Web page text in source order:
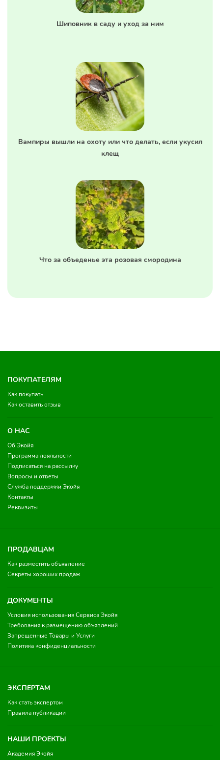
Шиповник в саду и уход за ним
Вампиры вышли на охоту или что делать, если укусил
клещ
Что за объеденье эта розовая смородина
ПОКУПАТЕЛЯМ
Как покупать
Как оставить отзыв
О НАС
Об Экойя
Программа лояльности
Подписаться на рассылку
Вопросы и ответы
Служба поддержки Экойя
Контакты
Реквизиты
ПРОДАВЦАМ
Как разместить объявление
Секреты хороших продаж
ДОКУМЕНТЫ
Условия использования Сервиса Экойя
Требования к размещению объявлений
Запрещенные Товары и Услуги
Политика конфиденциальности
ЭКСПЕРТАМ
Как стать экспертом
Правила публикации
НАШИ ПРОЕКТЫ
Академия Экойя